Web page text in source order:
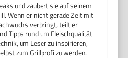
und zaubert sie auf seinem
Wenn er nicht gerade Zeit mit
verbringt, teilt er
Tipps rund um Fleischqualität
um Leser zu inspirieren,
zum Grillprofi zu werden.